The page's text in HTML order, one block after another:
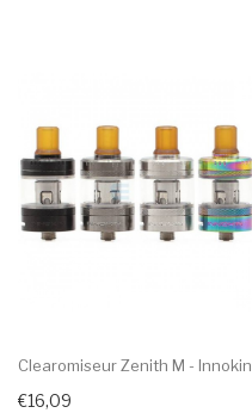
Clearomiseur Zenith M - Innokin
€16,09